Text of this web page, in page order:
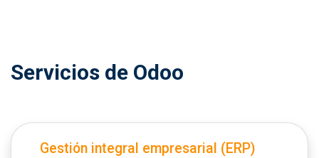
Servicios de Odoo
Gestión integral empresarial (ERP)